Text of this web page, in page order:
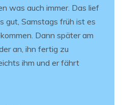
was auch immer. Das lief
gut, Samstags früh ist es
Dann später am
an, ihn fertig zu
ihm und er fährt